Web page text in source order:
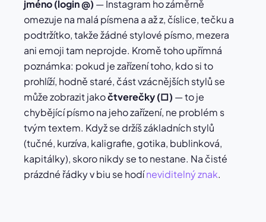
jméno (login @) — Instagram ho záměrně
omezuje na malá písmena a až z, číslice, tečku a
podtržítko, takže žádné stylové písmo, mezera
ani emoji tam neprojde. Kromě toho upřímná
poznámka: pokud je zařízení toho, kdo si to
prohlíží, hodně staré, část vzácnějších stylů se
může zobrazit jakočtverečky (□) — to je
chybějící písmo na jeho zařízení, ne problém s
tvým textem. Když se držíš základních stylů
(tučné, kurzíva, kaligrafie, gotika, bublinková,
kapitálky), skoro nikdy se to nestane. Na čisté
prázdné řádky v biu se hodíneviditelný znak.